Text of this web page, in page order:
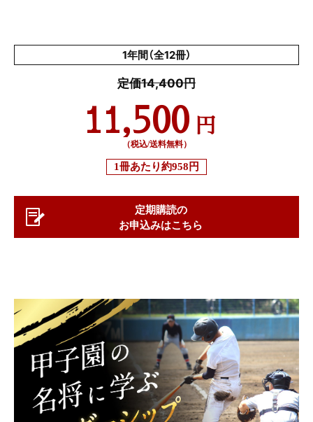
1年間（全12冊）
定価14,400円
11,500 円
（税込/送料無料）
1冊あたり約958円
定期購読の
お申込みはこちら